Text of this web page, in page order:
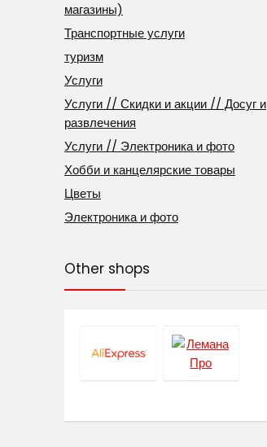
магазины)
Транспортные услуги
туризм
Услуги
Услуги // Скидки и акции // Досуг и
развлечения
Услуги // Электроника и фото
Хобби и канцелярские товары
Цветы
Электроника и фото
Other shops